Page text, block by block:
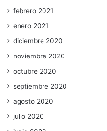
febrero 2021
enero 2021
diciembre 2020
noviembre 2020
octubre 2020
septiembre 2020
agosto 2020
julio 2020